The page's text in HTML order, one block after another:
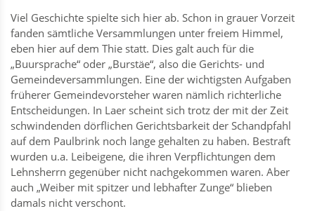
Viel Geschichte spielte sich hier ab. Schon in grauer Vorzeit
fanden sämtliche Versammlungen unter freiem Himmel,
eben hier auf dem Thie statt. Dies galt auch für die
„Buursprache“ oder „Burstäe“, also die Gerichts- und
Gemeindeversammlungen. Eine der wichtigsten Aufgaben
früherer Gemeindevorsteher waren nämlich richterliche
Entscheidungen. In Laer scheint sich trotz der mit der Zeit
schwindenden dörflichen Gerichtsbarkeit der Schandpfahl
auf dem Paulbrink noch lange gehalten zu haben. Bestraft
wurden u.a. Leibeigene, die ihren Verpflichtungen dem
Lehnsherrn gegenüber nicht nachgekommen waren. Aber
auch „Weiber mit spitzer und lebhafter Zunge“ blieben
damals nicht verschont.